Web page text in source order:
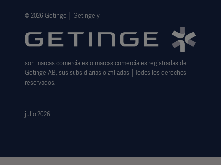
Política de privacidad del sitio web
Exención de responsabilidad de uso del sitio web
Aviso sobre las cookies
Formulario de solicitud de datos
© 2026 Getinge │ Getinge y
son marcas comerciales o marcas comerciales registradas de
Getinge AB, sus subsidiarias o afiliadas │Todos los derechos
reservados.
julio 2026